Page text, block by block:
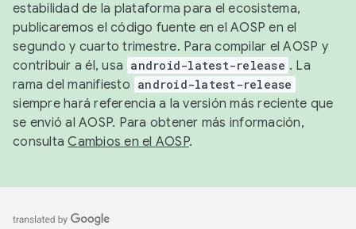
estabilidad de la plataforma para el ecosistema,
publicaremos el código fuente en el AOSP en el
segundo y cuarto trimestre. Para compilar el AOSP y
contribuir a él, usa android-latest-release . La
rama del manifiesto android-latest-release
siempre hará referencia a la versión más reciente que
se envió al AOSP. Para obtener más información,
consultaCambios en el AOSP.